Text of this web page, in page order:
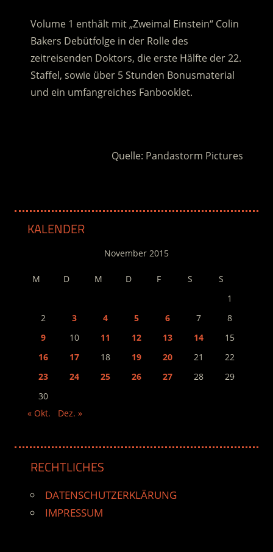
Volume 1 enthält mit „Zweimal Einstein“ Colin
Bakers Debütfolge in der Rolle des
zeitreisenden Doktors, die erste Hälfte der 22.
Staffel, sowie über 5 Stunden Bonusmaterial
und ein umfangreiches Fanbooklet.
Quelle: Pandastorm Pictures
KALENDER
November 2015
M D M D F S
S
1
2
3 4 5 6 7
8
9
10 11 12 13 14
15
16
17 18 19 20 21
22
23
24 25 26 27 28
29
30
« Okt.
Dez. »
RECHTLICHES
DATENSCHUTZERKLÄRUNG
IMPRESSUM